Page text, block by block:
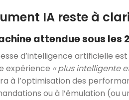
IA reste à
attendue sous les
d’intelligence artificielle
expérience « plus intelligente
à l’optimisation des
ou à l’émulation (ou